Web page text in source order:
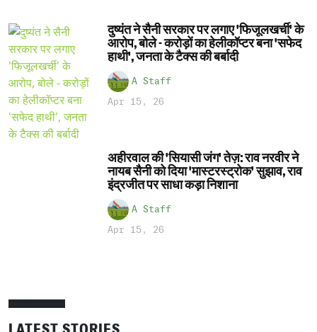
दुष्यंत ने सैनी सरकार पर लगाए 'फिजूलखर्ची' के
आरोप, बोले - करोड़ों का हेलीकॉप्टर बना 'सफेद
हाथी', जनता के टैक्स की बर्बादी
A Staff
Apr 15, 26
अहीरवाल की 'सियासी जंग' तेज़: राव नरवीर ने
नायब सैनी को दिया 'मास्टरस्ट्रोक' सुझाव, राव
इंद्रजीत पर साधा कड़ा निशाना
A Staff
Apr 15, 26